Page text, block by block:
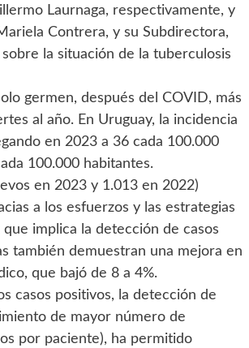
Laurnaga, respectivamente, y
Contrera, y su Subdirectora,
la situación de la tuberculosis
germen, después del COVID, más
al año. En Uruguay, la incidencia
en 2023 a 36 cada 100.000
100.000 habitantes.
en 2023 y 1.013 en 2022)
a los esfuerzos y las estrategias
implica la detección de casos
también demuestran una mejora en
que bajó de 8 a 4%.
casos positivos, la detección de
de mayor número de
por paciente), ha permitido